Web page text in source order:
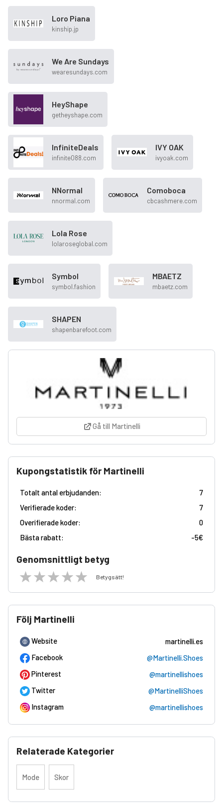
Loro Piana
kinship.jp
We Are Sundays
wearesundays.com
HeyShape
getheyshape.com
InfiniteDeals
infinite088.com
IVY OAK
ivyoak.com
NNormal
nnormal.com
Comoboca
cbcashmere.com
Lola Rose
lolaroseglobal.com
Symbol
symbol.fashion
MBAETZ
mbaetz.com
SHAPEN
shapenbarefoot.com
Gå till Martinelli
Kupongstatistik för Martinelli
Totalt antal erbjudanden:
7
Verifierade koder:
7
Overifierade koder:
0
Bästa rabatt:
-5€
Genomsnittligt betyg
Betygsätt!
Följ Martinelli
Website
martinelli.es
Facebook
@Martinelli.Shoes
Pinterest
@martinellishoes
Twitter
@MartinelliShoes
Instagram
@martinellishoes
Relaterade Kategorier
Mode Skor